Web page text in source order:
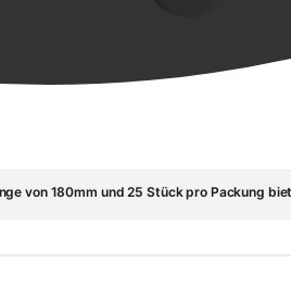
von 180mm und 25 Stück pro Packung